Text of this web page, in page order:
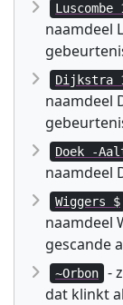
Luscombe
naamdeel
Dijkstra
naamdeel
Doek -
naamdeel
Wiggers $
naamdeel
gescande
~Orbon
-
dat klinkt